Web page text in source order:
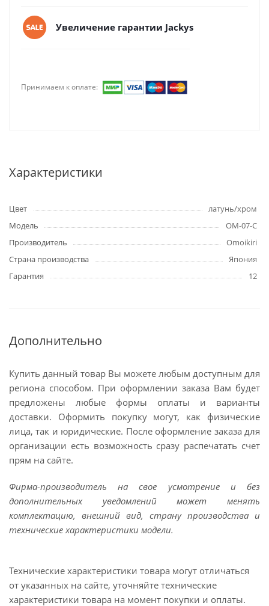
Увеличение гарантии Jackys
Принимаем к оплате:
Характеристики
Цвет
латунь/хром
Модель
OM-07-C
Производитель
Omoikiri
Страна производства
Япония
Гарантия
12
Дополнительно
Купить данный товар Вы можете любым доступным для
региона способом. При оформлении заказа Вам будет
предложены любые формы оплаты и варианты
доставки. Оформить покупку могут, как физические
лица, так и юридические. После оформление заказа для
организации есть возможность сразу распечатать счет
прям на сайте.
Фирма-производитель на свое усмотрение и без
дополнительных уведомлений может менять
комплектацию, внешний вид, страну производства и
технические характеристики модели.
Технические характеристики товара могут отличаться
от указанных на сайте, уточняйте технические
характеристики товара на момент покупки и оплаты.